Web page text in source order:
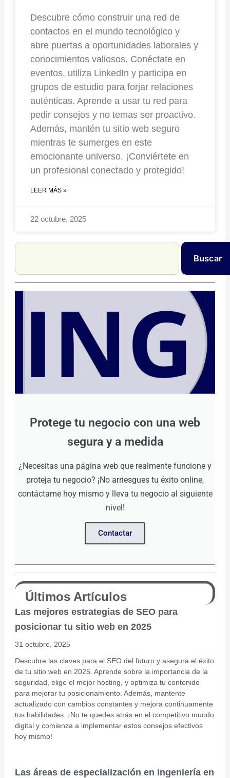
Descubre cómo construir una red de
contactos en el mundo tecnológico y
abre puertas a oportunidades laborales y
conocimientos valiosos. Conéctate en
eventos, utiliza LinkedIn y participa en
grupos de estudio para forjar relaciones
auténticas. Aprende a usar tu red para
pedir consejos y no temas ser proactivo.
Además, mantén tu sitio web seguro
mientras te sumerges en este
emocionante universo. ¡Conviértete en
un profesional conectado y protegido!
LEER MÁS »
22 octubre, 2025
Search
Buscar
Protege tu negocio con una web
segura y a medida
¿Necesitas una página web que realmente funcione y
proteja tu negocio? ¡No arriesgues tu éxito online,
contáctame hoy mismo y lleva tu negocio al siguiente
nivel!
Contactar
Últimos Artículos
Las mejores estrategias de SEO para
posicionar tu sitio web en 2025
31 octubre, 2025
Descubre las claves para el SEO del futuro y asegura el éxito
de tu sitio web en 2025. Aprende sobre la importancia de la
seguridad, elige el mejor hosting, y optimiza tu contenido
para mejorar tu posicionamiento. Además, mantente
actualizado con cambios constantes y mejora continuamente
tus habilidades. ¡No te quedes atrás en el competitivo mundo
digital y comienza a implementar estos consejos efectivos
hoy mismo!
Las áreas de especialización en ingeniería en